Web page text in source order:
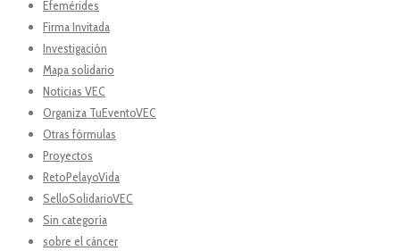
Efemérides
Firma Invitada
Investigación
Mapa solidario
Noticias VEC
Organiza TuEventoVEC
Otras fórmulas
Proyectos
RetoPelayoVida
SelloSolidarioVEC
Sin categoría
sobre el cáncer